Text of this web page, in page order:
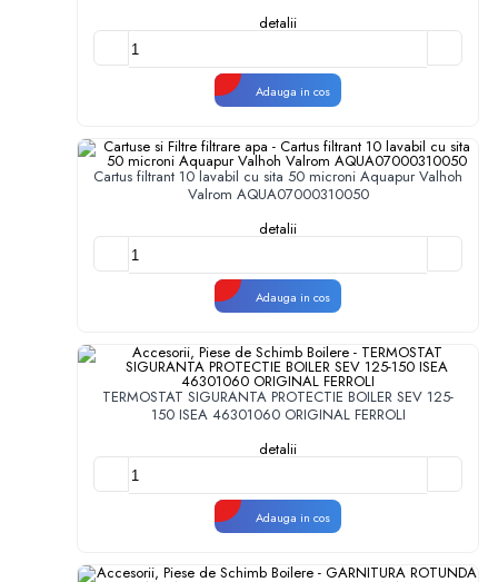
detalii
Adauga in cos
Cartus filtrant 10 lavabil cu sita 50 microni Aquapur Valhoh
Valrom AQUA07000310050
detalii
Adauga in cos
TERMOSTAT SIGURANTA PROTECTIE BOILER SEV 125-
150 ISEA 46301060 ORIGINAL FERROLI
detalii
Adauga in cos